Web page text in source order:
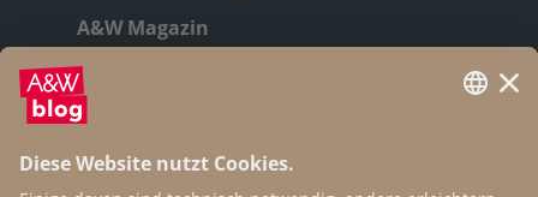
A&W Magazin
Geschichte
Autor:innen